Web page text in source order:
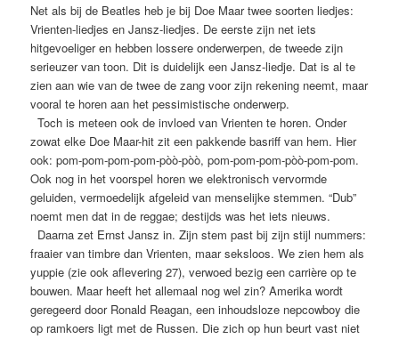
Net als bij de Beatles heb je bij Doe Maar twee soorten liedjes:
Vrienten-liedjes en Jansz-liedjes. De eerste zijn net iets
hitgevoeliger en hebben lossere onderwerpen, de tweede zijn
serieuzer van toon. Dit is duidelijk een Jansz-liedje. Dat is al te
zien aan wie van de twee de zang voor zijn rekening neemt, maar
vooral te horen aan het pessimistische onderwerp.
Toch is meteen ook de invloed van Vrienten te horen. Onder
zowat elke Doe Maar-hit zit een pakkende basriff van hem. Hier
ook: pom-pom-pom-pom-pòò-pòò, pom-pom-pom-pòò-pom-pom.
Ook nog in het voorspel horen we elektronisch vervormde
geluiden, vermoedelijk afgeleid van menselijke stemmen. “Dub”
noemt men dat in de reggae; destijds was het iets nieuws.
Daarna zet Ernst Jansz in. Zijn stem past bij zijn stijl nummers:
fraaier van timbre dan Vrienten, maar seksloos. We zien hem als
yuppie (zie ook aflevering 27), verwoed bezig een carrière op te
bouwen. Maar heeft het allemaal nog wel zin? Amerika wordt
geregeerd door Ronald Reagan, een inhoudsloze nepcowboy die
op ramkoers ligt met de Russen. Die zich op hun beurt vast niet